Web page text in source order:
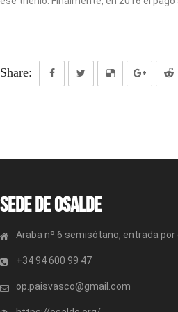
Share:
Sede de OSALDE
Araba nº 6 semisótano, entrada por
+34 94 600 99 47
op.paisvasco@gmail.com